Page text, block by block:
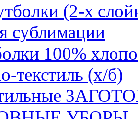
(2-х
сублимации
100%
текстиль (х/б)